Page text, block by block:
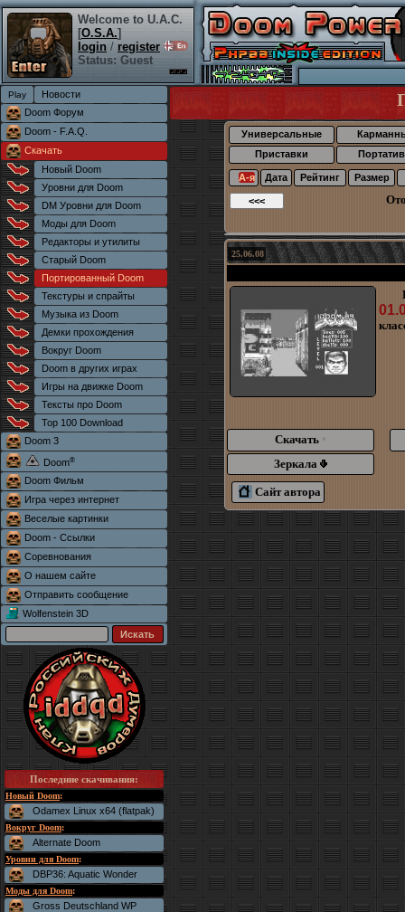
Welcome to U.A.C.
[O.S.A.]
login / register
Status: Guest
Новости
Doom Форум
Doom - F.A.Q.
Скачать
Новый Doom
Уровни для Doom
DM Уровни для Doom
Моды для Doom
Редакторы и утилиты
Старый Doom
Портированный Doom
Текстуры и спрайты
Музыка из Doom
Демки прохождения
Вокруг Doom
Doom в других играх
Игры на движке Doom
Тексты про Doom
Top 100 Download
Doom 3
Doom®
Doom Фильм
Игра через интернет
Веселые картинки
Doom - Ссылки
Соревнования
О нашем сайте
Отправить сообщение
Wolfenstein 3D
Последние скачивания:
Новый Doom:
Odamex Linux x64 (flatpak)
Вокруг Doom:
Alternate Doom
Уровни для Doom:
DBP36: Aquatic Wonder
Моды для Doom:
Gross Deutschland WP
Универсальные
Приставки
А-я Дата Рейтинг Размер
25.06.08
Скачать *
Зеркала
Сайт автора